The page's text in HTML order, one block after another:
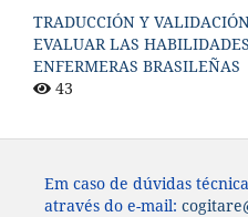
TRADUCCIÓN Y
EVALUAR LAS
ENFERMERAS BRASILEÑAS
43
Em caso de dúvidas
através do e-mail: